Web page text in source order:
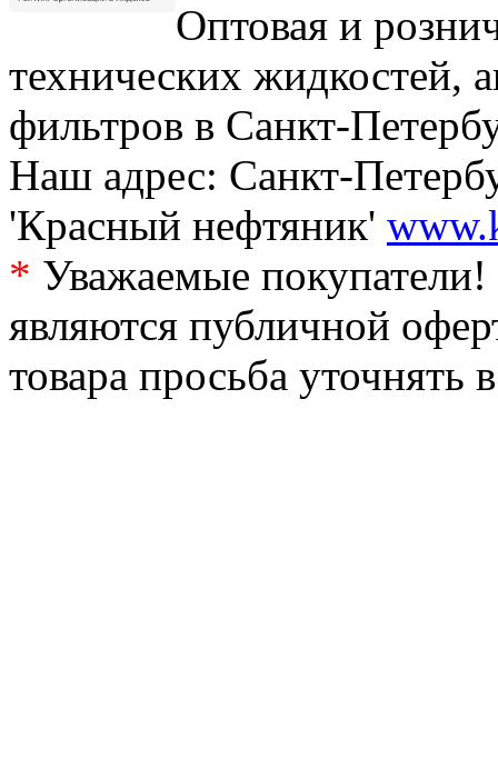
Оптовая и
технических жидкостей,
фильтров в Санкт-
Наш адрес: Санкт-
'Красный нефтяник'
* Уважаемые
являются публичной
товара просьба уточнять